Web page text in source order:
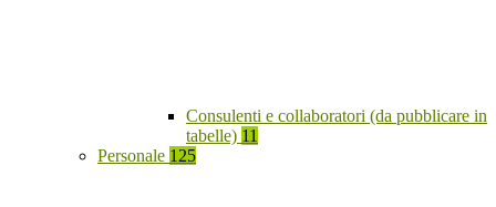
Consulenti e collaboratori (da pubblicare in
tabelle) 11
Personale 125